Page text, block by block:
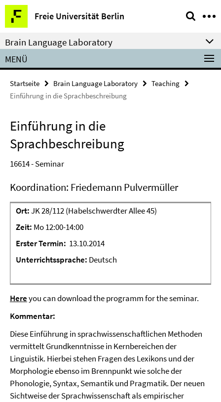
Springe
direkt
zu
Inhalt
Freie Universität Berlin
Service-
Navigation
Brain Language Laboratory
MENÜ
Startseite Brain Language Laboratory
Teaching
Einführung in die Sprachbeschreibung
Einführung in die
Sprachbeschreibung
16614 - Seminar
Koordination: Friedemann Pulvermüller
Ort:JK 28/112 (Habelschwerdter Allee 45)
Zeit: Mo 12:00-14:00
ErsterTermin: 13.10.2014
Unterrichtssprache: Deutsch
Hereyou can download the programm for the seminar.
Kommentar:
Diese Einführung in sprachwissenschaftlichen Methoden
vermittelt Grundkenntnisse in Kernbereichen der
Linguistik. Hierbei stehen Fragen des Lexikons und der
Morphologie ebenso im Brennpunkt wie solche der
Phonologie, Syntax, Semantik und Pragmatik. Der neuen
Sichtweise der Sprachwissenschaft als empirischer